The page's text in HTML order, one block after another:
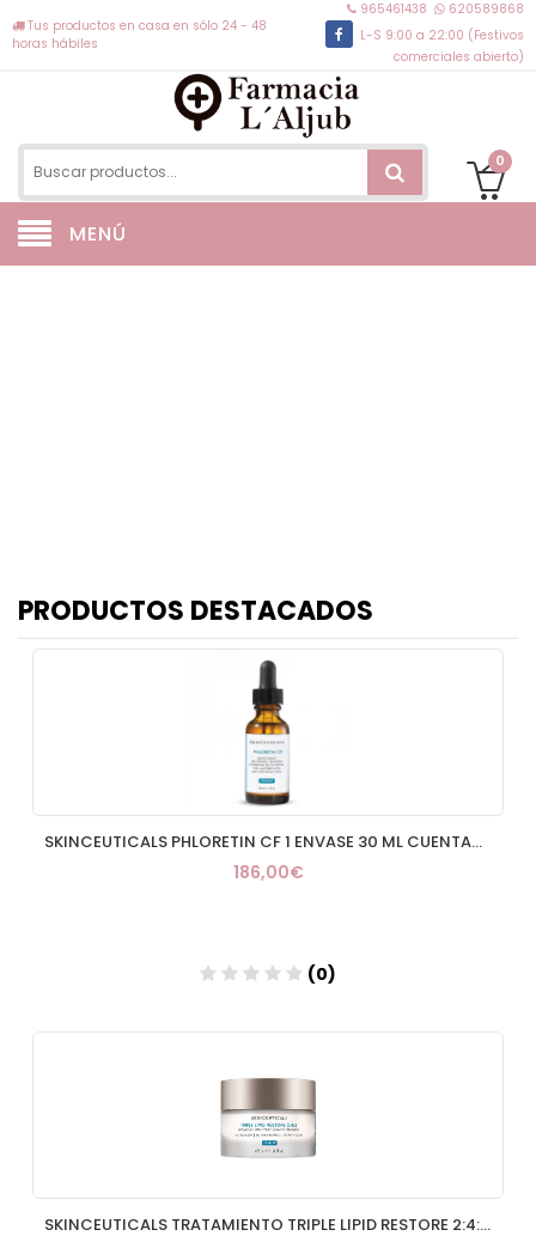
Tus productos en casa en sólo 24 - 48
horas hábiles
965461438
620589868
L-S 9:00 a 22:00 (Festivos
comerciales abierto)
0
MENÚ
PRODUCTOS DESTACADOS
SKINCEUTICALS PHLORETIN CF 1 ENVASE 30 ML CUENTAGOTAS
186,00€
(0)
SKINCEUTICALS TRATAMIENTO TRIPLE LIPID RESTORE 2:4:2 1 TARRO 48 ML